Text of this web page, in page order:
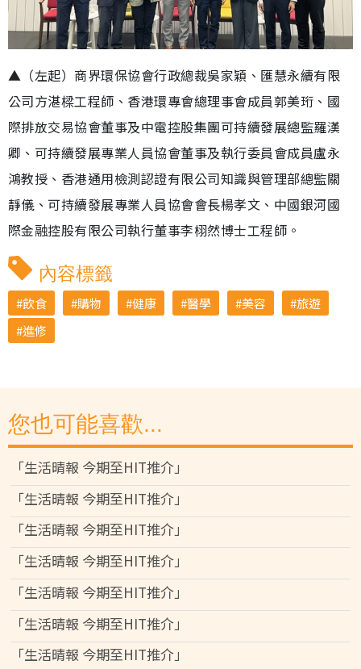
▲（左起）商界環保協會行政總裁吳家穎、匯慧永續有限
公司方湛樑工程師、香港環專會總理事會成員郭美珩、國
際排放交易協會董事及中電控股集團可持續發展總監羅漢
卿、可持續發展專業人員協會董事及執行委員會成員盧永
鴻教授、香港通用檢測認證有限公司知識與管理部總監關
靜儀、可持續發展專業人員協會會長楊孝文、中國銀河國
際金融控股有限公司執行董事李栩然博士工程師。
內容標籤
飲食 購物 健康 醫學 美容
旅遊
進修
您也可能喜歡...
「生活晴報 今期至HIT推介」
「生活晴報 今期至HIT推介」
「生活晴報 今期至HIT推介」
「生活晴報 今期至HIT推介」
「生活晴報 今期至HIT推介」
「生活晴報 今期至HIT推介」
「生活晴報 今期至HIT推介」